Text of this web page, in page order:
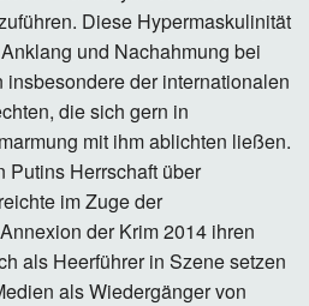
Diese Hypermaskulinität
und Nachahmung bei
der internationalen
die sich gern in
mit ihm ablichten ließen.
Putins Herrschaft über
im Zuge der
der Krim 2014 ihren
als Heerführer in Szene setzen
als Wiedergänger von